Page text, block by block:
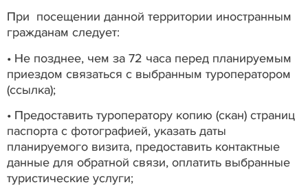
При посещении данной территории иностранным
гражданам следует:
• Не позднее, чем за 72 часа перед планируемым
приездом связаться с выбранным туроператором
(ссылка);
• Предоставить туроператору копию (скан) страниц
паспорта с фотографией, указать даты
планируемого визита, предоставить контактные
данные для обратной связи, оплатить выбранные
туристические услуги;